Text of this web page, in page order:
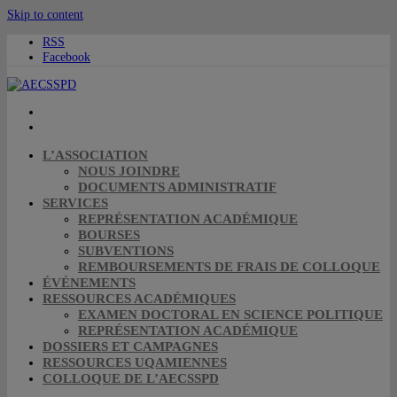
Skip to content
RSS
Facebook
L’ASSOCIATION
NOUS JOINDRE
DOCUMENTS ADMINISTRATIF
SERVICES
REPRÉSENTATION ACADÉMIQUE
BOURSES
SUBVENTIONS
REMBOURSEMENTS DE FRAIS DE COLLOQUE
ÉVÉNEMENTS
RESSOURCES ACADÉMIQUES
EXAMEN DOCTORAL EN SCIENCE POLITIQUE
REPRÉSENTATION ACADÉMIQUE
DOSSIERS ET CAMPAGNES
RESSOURCES UQAMIENNES
COLLOQUE DE L’AECSSPD